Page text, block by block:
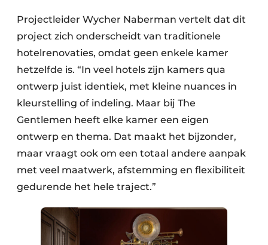
Projectleider Wycher Naberman vertelt dat dit
project zich onderscheidt van traditionele
hotelrenovaties, omdat geen enkele kamer
hetzelfde is. “In veel hotels zijn kamers qua
ontwerp juist identiek, met kleine nuances in
kleurstelling of indeling. Maar bij The
Gentlemen heeft elke kamer een eigen
ontwerp en thema. Dat maakt het bijzonder,
maar vraagt ook om een totaal andere aanpak
met veel maatwerk, afstemming en flexibiliteit
gedurende het hele traject.”